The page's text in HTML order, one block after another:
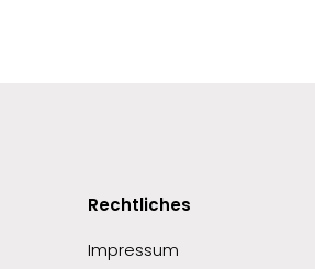
Rechtliches
Impressum